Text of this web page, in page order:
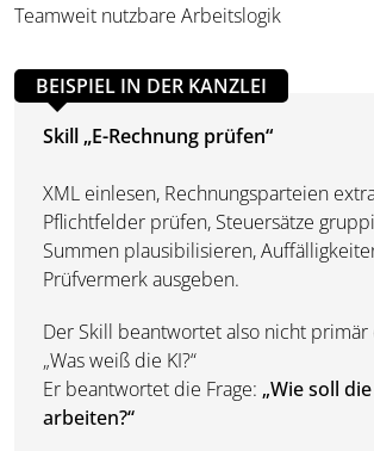
Teamweit nutzbare Arbeitslogik
BEISPIEL IN DER KANZLEI
Skill „E-Rechnung prüfen“
XML einlesen, Rechnungsparteien
Pflichtfelder prüfen, Steuersätze
Summen plausibilisieren,
Prüfvermerk ausgeben.
Der Skill beantwortet also nicht primär
„Was weiß die KI?“
Er beantwortet die Frage: „Wie soll
arbeiten?“